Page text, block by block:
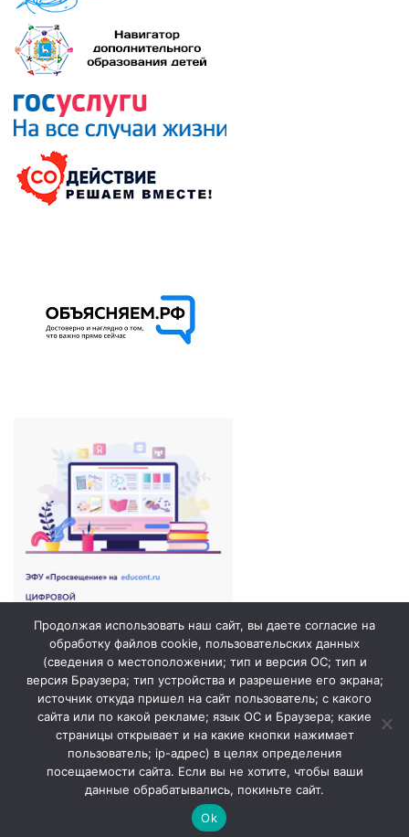
© 2026. ГБОУ СОШ №1 города Похвистнево /
Продолжая использовать наш сайт, вы даете согласие на
обработку файлов cookie, пользовательских данных
(сведения о местоположении; тип и версия ОС; тип и
версия Браузера; тип устройства и разрешение его экрана;
источник откуда пришел на сайт пользователь; с какого
сайта или по какой рекламе; язык ОС и Браузера; какие
страницы открывает и на какие кнопки нажимает
пользователь; ip-адрес) в целях определения
посещаемости сайта. Если вы не хотите, чтобы ваши
данные обрабатывались, покиньте сайт.
Ok